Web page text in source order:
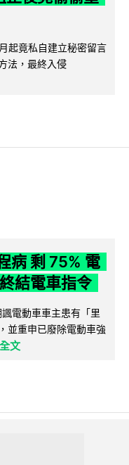
起竟私自建立秘密留言
法，最終入侵
病 剩 75% 電
結電車指令
電動車車主患有「里
並重申已廢除電動車強
文